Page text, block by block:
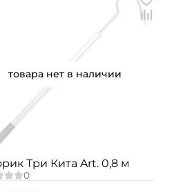
товара нет в наличии
Три Кита Art. 0,8 м
Создать